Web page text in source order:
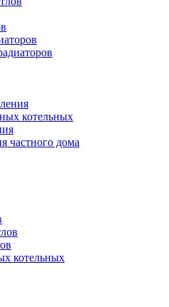
котельных
частного дома
котельных